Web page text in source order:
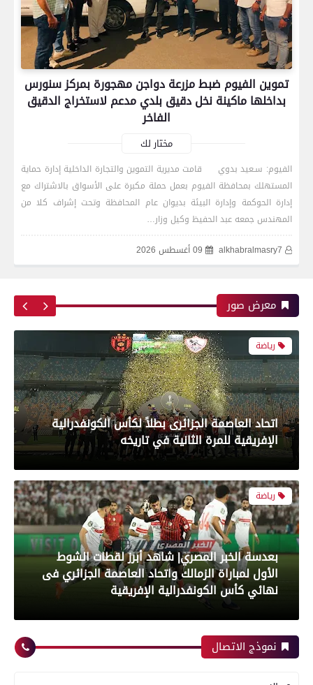
تموين الفيوم ضبط مزرعة دواجن مهجورة بمركز سنورس
بداخلها ماكينة نخل دقيق بلدي مدعم لاستخراج الدقيق
الفاخر
مختار لك
الفيوم: سـعيد بدوي قامت مديرية التموين والتجارة الداخلية إدارة حماية
المستهلك بمحافظة الفيوم بعمل حملة مكبرة على الأسواق بالاشتراك مع
إدارة الحوكمة وإدارة البيئة بديوان عام المحافظة وتحت إشراف كلا من
المهندس جمعه عبد الحفيظ وكيل وزار…
alkhabralmasry7
09 أغسطس 2026
معرض صور
رياضة
اتحاد العاصمة الجزائرى بطلاً لكأس الكونفدرالية
الإفريقية للمرة الثانية في تاريخه
رياضة
بعدسة الخبر المصري| شاهد أبرز لقطات الشوط
الأول لمباراة الزمالك واتحاد العاصمة الجزائري فى
نهائي كأس الكونفدرالية الإفريقية
رياضة
بعدسة الخبر المصري| شاهد أبرز لقطات مباراة زد و
بيراميدز فى نهائى كأس مصر
رياضة
نموذج الاتصال